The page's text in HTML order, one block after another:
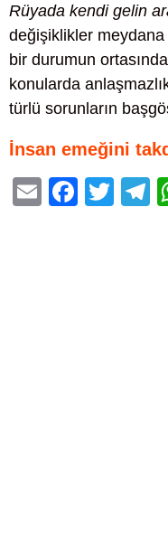
Rüyada kendi gelin
değişiklikler
bir durumun
konularda
türlü sorunların
İnsan emeğini
E
F
T
T